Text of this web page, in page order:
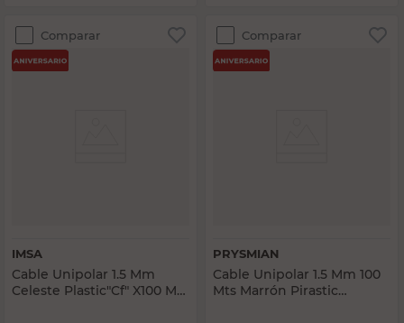
Comparar
IMSA
Cable Unipolar 1.5 Mm
Celeste Plastic"Cf" X100 Mts
Comparar
PRYSMIAN
Cable Unipolar 1.5 Mm 100
Mts Marrón Pirastic